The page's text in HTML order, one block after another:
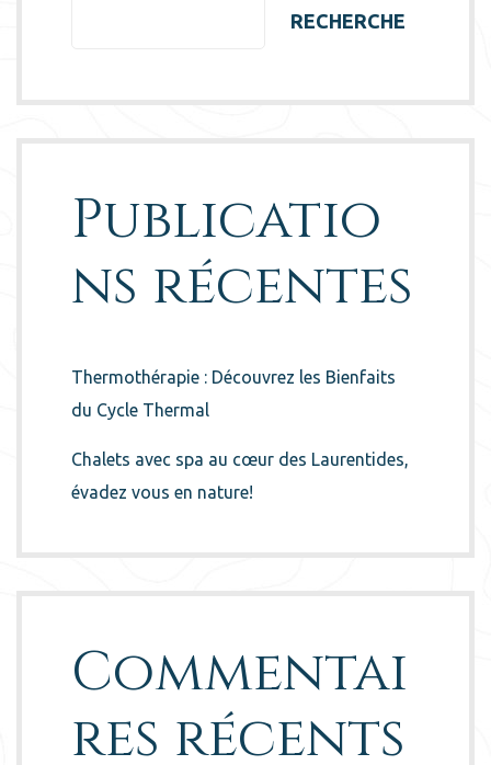
RECHERCHE
Publicatio
ns récentes
Thermothérapie : Découvrez les Bienfaits
du Cycle Thermal
Chalets avec spa au cœur des Laurentides,
évadez vous en nature!
Commentai
res récents